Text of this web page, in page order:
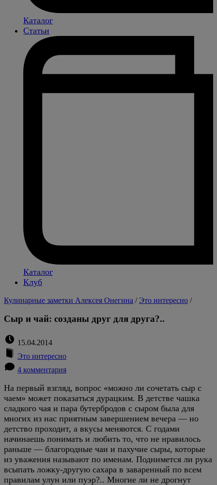
Каталог
Статьи
Каталог
Клуб
Кулинарные заметки Алексея Онегина / Это интересно /
Сыр и чай: созданы друг для друга?..
15.04.2014
Это интересно
4 комментария
На первый взгляд, вопрос «можно ли сочетать сыр с
чаем» может показаться дурацким. В детстве чашка
сладкого чая и пара бутербродов с сыром была для
многих из нас приятным завершением вечера — но
детство проходит, а вкусы меняются. С годами
начинаешь понимать и любить то, что не нравилось
раньше — благородные чаи и пахучие сыры, которые
из уважения называют по именам. Поднимется ли рука
всыпать ложку-другую сахара в заваренный по всем
правилам улун или пуэр?.. Многие ли не дрогнут